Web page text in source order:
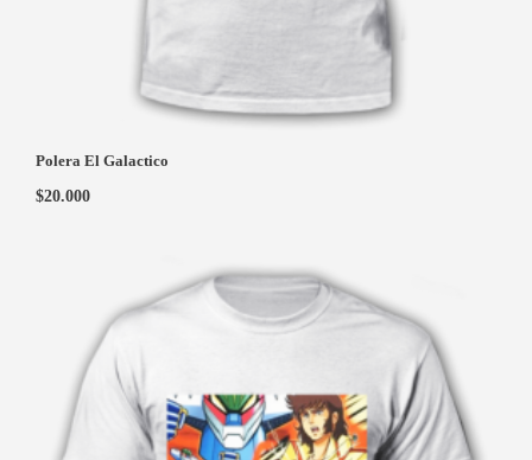
Polera El Galactico
$20.000